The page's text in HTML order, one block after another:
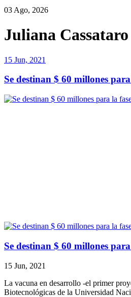
03 Ago, 2026
Juliana Cassataro
15 Jun, 2021
Se destinan $ 60 millones
Se destinan $ 60 millones
15 Jun, 2021
La vacuna en desarrollo -el primer
Biotecnológicas de la Universidad